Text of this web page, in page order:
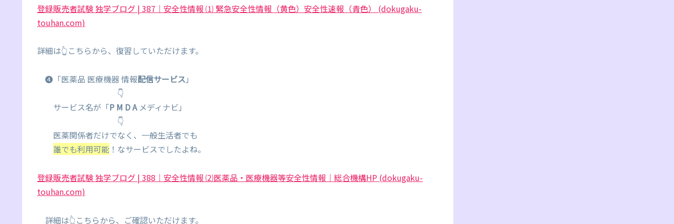
登録販売者試験 独学ブログ | 387｜安全性情報 ⑴ 緊急安全性情報（黄色）安全性速報（青色） (dokugaku-
touhan.com)
詳細は👆こちらから、復習していただけます。
❹「医薬品 医療機器 情報配信サービス 」
👇
サービス名が「P M D Aメディナビ」
👇
医薬関係者だけでなく、一般生活者でも
誰でも利用可能 ！なサービスでしたよね。
登録販売者試験 独学ブログ | 388｜安全性情報 ⑵医薬品・医療機器等安全性情報｜総合機構HP (dokugaku-
touhan.com)
詳細は👆こちらから、ご確認いただけます。